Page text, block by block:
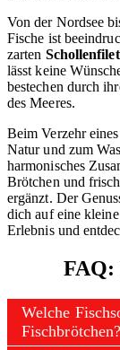
Von der Nordsee
Fische ist
zarten Schollenfilet
lässt keine
bestechen durch
des Meeres.
Beim Verzehr
Natur und zum
harmonisches
Brötchen und
ergänzt. Der
dich auf eine
Erlebnis und
FAQ:
Welche
Fischbrötchen?